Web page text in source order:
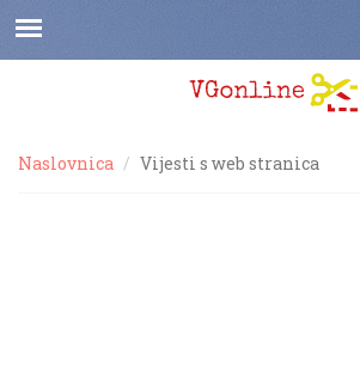
Naslovnica Vijesti s web stranica